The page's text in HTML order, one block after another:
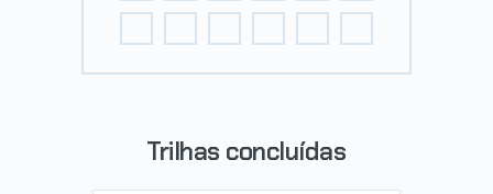
Trilhas concluídas